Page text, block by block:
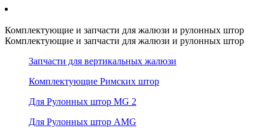
Комплектующие и запчасти для жалюзи и рулонных штор
Комплектующие и запчасти для жалюзи и рулонных штор
Запчасти для вертикальных жалюзи
Комплектующие Римских штор
Для Рулонных штор MG 2
Для Рулонных штор AMG